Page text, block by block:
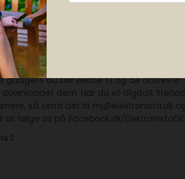
tips, apps og digitale tricks. Vi skriver
gadgets du bør kende til og de hotteste
dem. Har du et digitalt
så send det til mj@elektronista.dk
at følge os på Facebook.dk/ElektronistaDK